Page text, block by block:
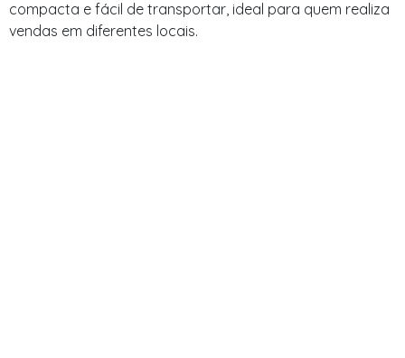
compacta e fácil de transportar, ideal para quem realiza
vendas em diferentes locais.